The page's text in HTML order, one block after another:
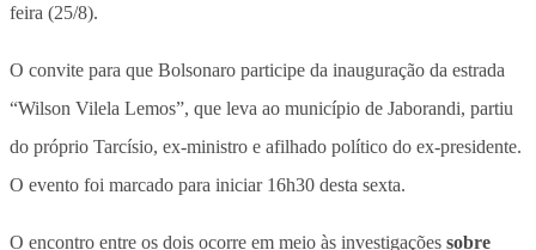
feira (25/8).
O convite para que Bolsonaro participe da inauguração da estrada
“Wilson Vilela Lemos”, que leva ao município de Jaborandi, partiu
do próprio Tarcísio, ex-ministro e afilhado político do ex-presidente.
O evento foi marcado para iniciar 16h30 desta sexta.
O encontro entre os dois ocorre em meio às investigações sobre